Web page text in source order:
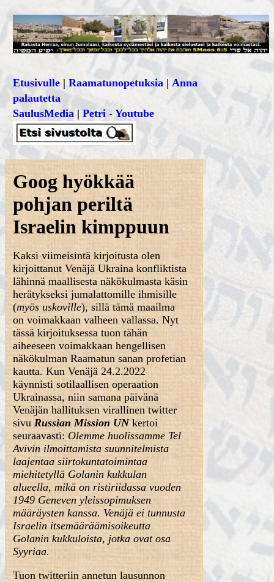
Etusivulle |Raamatunopetuksia |Anna
palautetta
SaulusMedia |Petri - Youtube
Goog hyökkää
pohjan periltä
Israelin kimppuun
Kaksi viimeisintä kirjoitusta olen
kirjoittanut Venäjä Ukraina konfliktista
lähinnä maallisesta näkökulmasta käsin
herätykseksi jumalattomille ihmisille
(myös uskoville), sillä tämä maailma
on voimakkaan valheen vallassa. Nyt
tässä kirjoituksessa tuon tähän
aiheeseen voimakkaan hengellisen
näkökulman Raamatun sanan profetian
kautta. Kun Venäjä 24.2.2022
käynnisti sotilaallisen operaation
Ukrainassa, niin samana päivänä
Venäjän hallituksen virallinen twitter
sivuRussian Mission UNkertoi
seuraavasti: Olemme huolissamme Tel
Avivin ilmoittamista suunnitelmista
laajentaa siirtokuntatoimintaa
miehitetyllä Golanin kukkulan
alueella, mikä on ristiriidassa vuoden
1949 Geneven yleissopimuksen
määräysten kanssa. Venäjä ei tunnusta
Israelin itsemääräämisoikeutta
Golanin kukkuloista, jotka ovat osa
Syyriaa.
Tuon twitteriin annetun lausunnon